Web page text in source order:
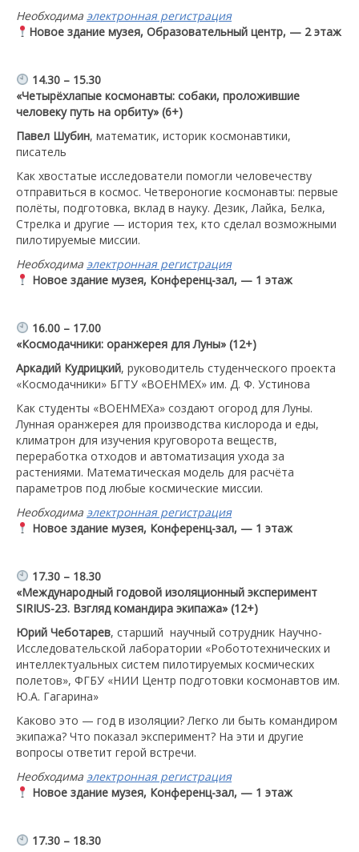
Необходима электронная регистрация
Новое здание музея, Образовательный центр, — 2 этаж
14.30 – 15.30
«Четырёхлапые космонавты: собаки, проложившие
человеку путь на орбиту» (6+)
Павел Шубин, математик, историк космонавтики,
писатель
Как хвостатые исследователи помогли человечеству
отправиться в космос. Четвероногие космонавты: первые
полёты, подготовка, вклад в науку. Дезик, Лайка, Белка,
Стрелка и другие — история тех, кто сделал возможными
пилотируемые миссии.
Необходима электронная регистрация
Новое здание музея, Конференц-зал, — 1 этаж
16.00 – 17.00
«Космодачники: оранжерея для Луны» (12+)
Аркадий Кудрицкий, руководитель студенческого проекта
«Космодачники» БГТУ «ВОЕНМЕХ» им. Д. Ф. Устинова
Как студенты «ВОЕНМЕХа» создают огород для Луны.
Лунная оранжерея для производства кислорода и еды,
климатрон для изучения круговорота веществ,
переработка отходов и автоматизация ухода за
растениями. Математическая модель для расчёта
параметров под любые космические миссии.
Необходима электронная регистрация
Новое здание музея, Конференц-зал, — 1 этаж
17.30 – 18.30
«Международный годовой изоляционный эксперимент
SIRIUS-23. Взгляд командира экипажа» (12+)
Юрий Чеботарев, старший научный сотрудник Научно-
Исследовательской лаборатории «Робототехнических и
интеллектуальных систем пилотируемых космических
полетов», ФГБУ «НИИ Центр подготовки космонавтов им.
Ю.А. Гагарина»
Каково это — год в изоляции? Легко ли быть командиром
экипажа? Что показал эксперимент? На эти и другие
вопросы ответит герой встречи.
Необходима электронная регистрация
Новое здание музея, Конференц-зал, — 1 этаж
17.30 – 18.30